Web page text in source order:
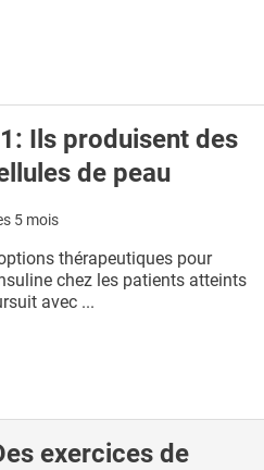
Ils produisent des
de peau
5 mois
thérapeutiques pour
chez les patients atteints
avec ...
exercices de